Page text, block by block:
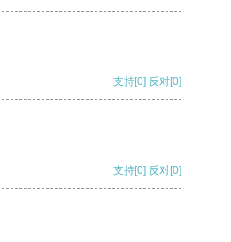
支持[0] 反对[0]
支持[0] 反对[0]